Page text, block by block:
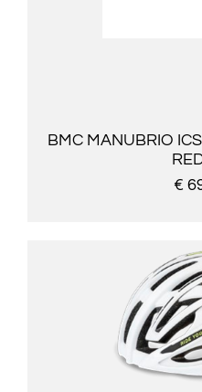
BMC MANUBRIO
€